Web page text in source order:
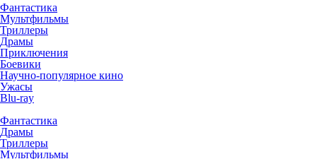
Фантастика
Мультфильмы
Триллеры
Драмы
Приключения
Боевики
Научно-популярное кино
Ужасы
Blu-ray
Фантастика
Драмы
Триллеры
Мультфильмы